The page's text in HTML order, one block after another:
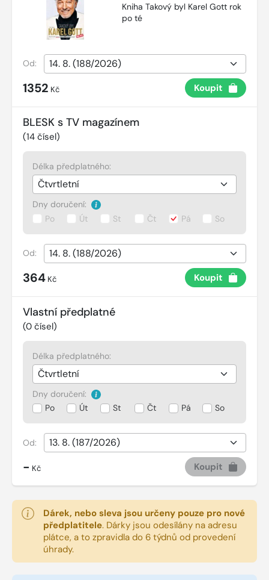
Kniha Takový byl Karel Gott rok
po té
Od:
1352 Kč Koupit
BLESK s TV magazínem
(14 čísel)
Délka předplatného:
Dny doručení:
Po
Út St Čt Pá So
Od:
364 Kč Koupit
Vlastní předplatné
(0 čísel)
Délka předplatného:
Dny doručení:
Po
Út St Čt Pá So
Od:
- Kč Koupit
Dárek, nebo sleva jsou určeny pouze pro nové
předplatitele. Dárky jsou odesílány na adresu
plátce, a to zpravidla do 6 týdnů od provedení
úhrady.